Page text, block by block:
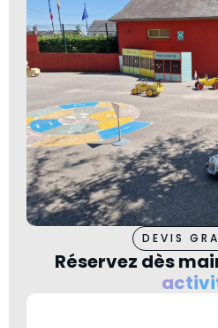
DEVIS
Réservez dès